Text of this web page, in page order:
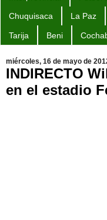
Chuquisaca La Paz
Tarija Beni
miércoles, 16 de mayo de
INDIRECTO
en el estadio